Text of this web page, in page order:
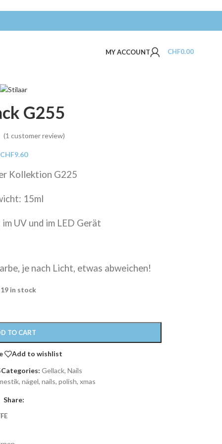
MY ACCOUNT CHF0.00
G255
(1 customer review)
CHF9.60
Kollektion G225
15ml
UV und im LED Gerät
je nach Licht, etwas abweichen!
19 in stock
TO CART
Add to wishlist
Categories: Gellack, Nails
, nägel, nails, polish, xmas
Share: